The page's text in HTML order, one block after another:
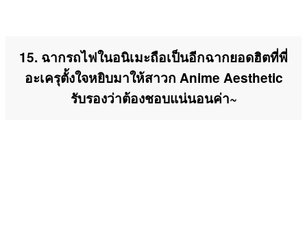
15. ฉากรถไฟในอนิเมะถือเป็นอีกฉากยอดฮิตที่พี่
อะเครุตั้งใจหยิบมาให้สาวก Anime Aesthetic
รับรองว่าต้องชอบแน่นอนค่า~